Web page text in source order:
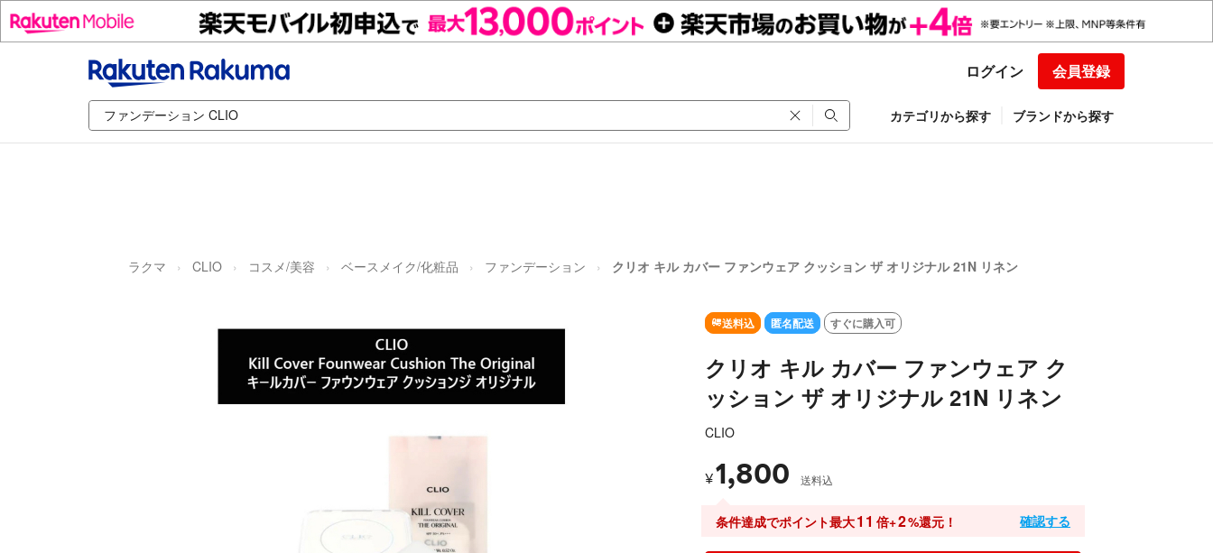
ログイン 会員登録
カテゴリから探す ブランドから探す
ラクマ CLIO コスメ/美容 ベースメイク/化粧品 ファンデーション クリオ キル カバー ファンウェア クッション ザ オリジナル 21N リネン
送料込 匿名配送 すぐに購入可
クリオ キル カバー ファンウェア ク
ッション ザ オリジナル 21N リネン
CLIO
¥1,800 送料込
条件達成でポイント最大11 倍+2%還元！ 確認する